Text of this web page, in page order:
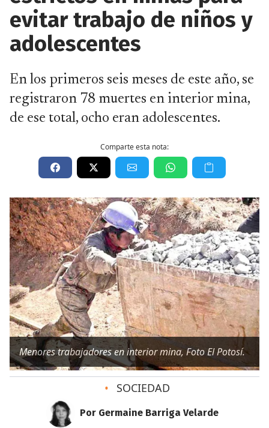
evitar trabajo de niños y
adolescentes
En los primeros seis meses de este año, se
registraron 78 muertes en interior mina,
de ese total, ocho eran adolescentes.
Comparte esta nota:
Menores trabajadores en interior mina, Foto El Potosí.
• SOCIEDAD
Por Germaine Barriga Velarde